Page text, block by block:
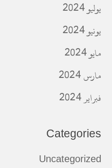
يوليو 2024
يونيو 2024
مايو 2024
مارس 2024
فبراير 2024
Categories
Uncategorized